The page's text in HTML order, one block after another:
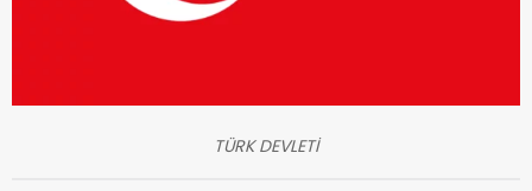
TÜRK DEVLETİ